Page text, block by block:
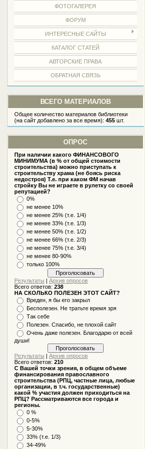
ФОТОГАЛЕРЕЯ
ФОРУМ
ИНТЕРЕСНЫЕ САЙТЫ
КАТАЛОГ СТАТЕЙ
АВТОРСКИЕ ПРАВА
ОБРАТНАЯ СВЯЗЬ
ВСЕГО МАТЕРИАЛОВ
Общее количество материалов библиотеки
(на сайт добавлено за все время):455 шт.
ОПРОС
При наличии какого ФИНАНСОВОГО
МИНИМУМА (в % от общей стоимости
строительства) можно приступать к
строительству храма (не боясь риска
недостроя) Т.е. при каком ФМ начав
стройку Вы не играете в рулетку со своей
репутацией?
0%
не менее 10%
не менее 25% (т.е. 1/4)
не менее 33% (т.е. 1/3)
не менее 50% (т.е. 1/2)
не менее 66% (т.е. 2/3)
не менее 75% (т.е. 3/4)
не менее 80-90%
только 100%
Результаты |Архив опросов
Всего ответов:238
НА СКОЛЬКО ПОЛЕЗЕН ЭТОТ САЙТ?
Вреден, я бы его закрыл
Бесполезен. Не тратьте время зря
Так себе
Полезен. Спасибо, не плохой сайт
Очень даже полезен. Благодарю от всей
души!
Результаты |Архив опросов
Всего ответов:210
С Вашей точки зрения, в общем объеме
финансирования православного
строительства (РПЦ, частные лица, любые
организации, в т.ч. государственные)
какой % участия должен приходиться на
РПЦ? Рассматриваются все города и
регионы.
0 %
0-5%
5-30%
33% (т.е. 1/3)
34-49%